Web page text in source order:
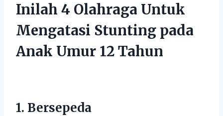
Inilah 4 Olahraga Untuk
Mengatasi Stunting pada
Anak Umur 12 Tahun
1. Bersepeda